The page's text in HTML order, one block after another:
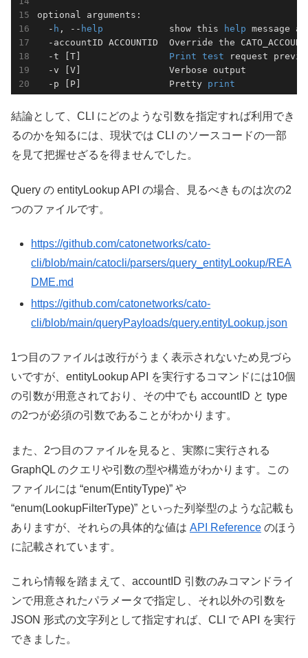
optional arguments:
  -
h , -- help
            show this
help message
-accountID ACCOUNTID  Override the
  -t [T]
Print test request
  -v [V]                Verbose output
  -p [P]                Pretty
print
結論として、CLI にどのような引数を指定すれば利用でき
るのかを知るには、現状では CLI のソースコードの一部
を見て把握せざるを得ませんでした。
Query の entityLookup API の場合、見るべきものは次の2
つのファイルです。
https://github.com/catonetworks/cato-
cli/blob/main/catocli/parsers/query_entityLookup/REA
DME.md
https://github.com/catonetworks/cato-
cli/blob/main/queryPayloads/query.entityLookup.json
1つ目のファイルは改行がうまく表示されないため見づら
いですが、entityLookup API を実行するコマンドには10個
の引数が用意されており、その中でも accountID と type
の2つが必須の引数であることがわかります。
また、2つ目のファイルを見ると、実際に実行される
GraphQL のクエリや引数の型や構造がわかります。この
ファイルには “enum(EntityType)” や
“enum(LookupFilterType)” といった列挙型のような記載も
ありますが、それらの具体的な値は API Reference のほう
に記載されています。
これら情報を踏まえて、accountID 引数のみコマンドライ
ンで用意されたパラメータで指定し、それ以外の引数を
JSON 形式の文字列として指定すれば、CLI で API を実行
できました。